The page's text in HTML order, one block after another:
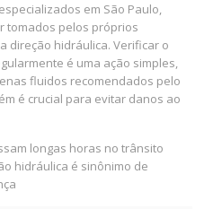
em São Paulo,
tomados pelos próprios
direção hidráulica. Verificar o
é uma ação simples,
fluidos recomendados pelo
é crucial para evitar danos ao
longas horas no trânsito
hidráulica é sinônimo de